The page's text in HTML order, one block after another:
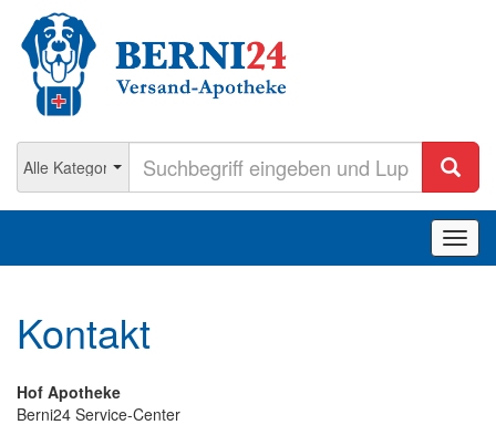
ein-/
Kontakt
Hof Apotheke
Berni24 Service-Center